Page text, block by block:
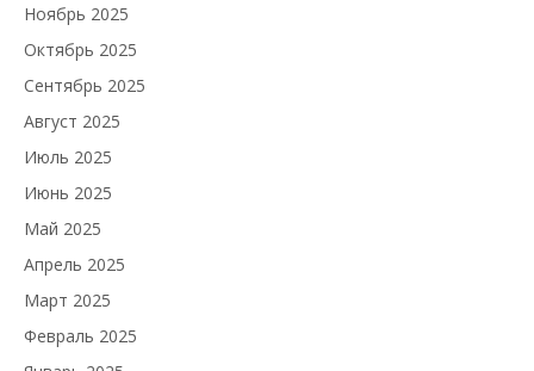
Ноябрь 2025
Октябрь 2025
Сентябрь 2025
Август 2025
Июль 2025
Июнь 2025
Май 2025
Апрель 2025
Март 2025
Февраль 2025